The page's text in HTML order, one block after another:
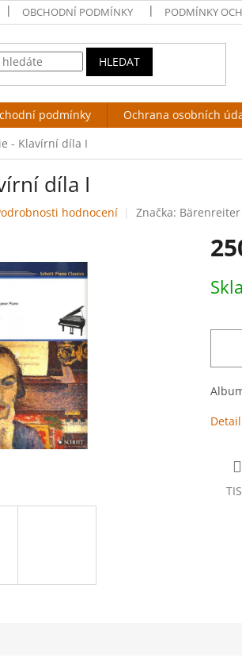
OBCHODNÍ PODMÍNKY PODMÍNKY
HLEDAT
podmínky
Ochrana osobních
- Klavírní díla I
díla I
hodnocení Značka: Bärenreiter
cena: